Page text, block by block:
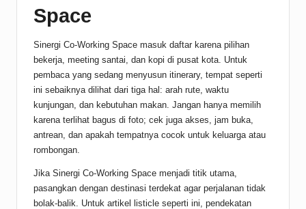
Space
Sinergi Co-Working Space masuk daftar karena pilihan
bekerja, meeting santai, dan kopi di pusat kota. Untuk
pembaca yang sedang menyusun itinerary, tempat seperti
ini sebaiknya dilihat dari tiga hal: arah rute, waktu
kunjungan, dan kebutuhan makan. Jangan hanya memilih
karena terlihat bagus di foto; cek juga akses, jam buka,
antrean, dan apakah tempatnya cocok untuk keluarga atau
rombongan.
Jika Sinergi Co-Working Space menjadi titik utama,
pasangkan dengan destinasi terdekat agar perjalanan tidak
bolak-balik. Untuk artikel listicle seperti ini, pendekatan